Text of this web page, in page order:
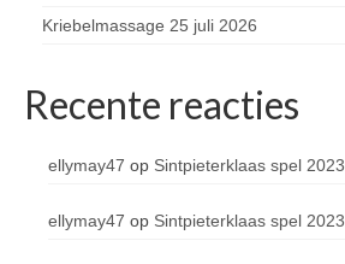
Kriebelmassage 25 juli 2026
Recente reacties
ellymay47 op Sintpieterklaas spel 2023
ellymay47 op Sintpieterklaas spel 2023